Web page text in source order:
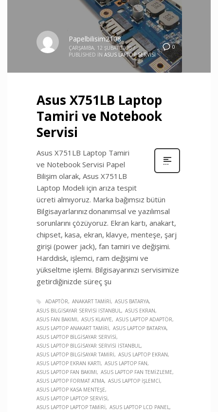
0
Papelbilisim2108
ÇARŞAMBA, 12 ŞUBAT 2020 /
PUBLISHED IN ASUS LAPTOP SERVISI
Asus X751LB Laptop
Tamiri ve Notebook
Servisi
Asus X751LB Laptop Tamiri
ve Notebook Servisi Papel
Bilişim olarak, Asus X751LB
Laptop Modeli için arıza tespit
ücreti almıyoruz. Marka bağımsız bütün
Bilgisayarlarınız donanımsal ve yazılımsal
sorunlarını çözüyoruz. Ekran kartı, anakart,
chipset, kasa, ekran, klavye, menteşe, şarj
girişi (power jack), fan tamiri ve değişimi.
Harddisk, işlemci, ram değişimi ve
yükseltme işlemi. Bilgisayarınızı servisimize
getirdiğinizde süreç şu
ADAPTÖR ANAKART TAMIRI
ASUS BATARYA
ASUS BILGISAYAR SERVISI İSTANBUL ASUS EKRAN
ASUS FAN BAKIMI
ASUS KLAVYE
ASUS LAPTOP ADAPTÖR
ASUS LAPTOP ANAKART TAMIRI
ASUS LAPTOP BATARYA
ASUS LAPTOP BILGISAYAR SERVISI
ASUS LAPTOP BILGISAYAR SERVISI İSTANBUL
ASUS LAPTOP BILGISAYAR TAMIRI
ASUS LAPTOP EKRAN
ASUS LAPTOP EKRAN KARTI
ASUS LAPTOP FAN
ASUS LAPTOP FAN BAKIMI
ASUS LAPTOP FAN TEMIZLEME
ASUS LAPTOP FORMAT ATMA ASUS LAPTOP İŞLEMCI
ASUS LAPTOP KASA MENTEŞE
ASUS LAPTOP LAPTOP SERVISI
ASUS LAPTOP LAPTOP TAMIRI
ASUS LAPTOP LCD PANEL